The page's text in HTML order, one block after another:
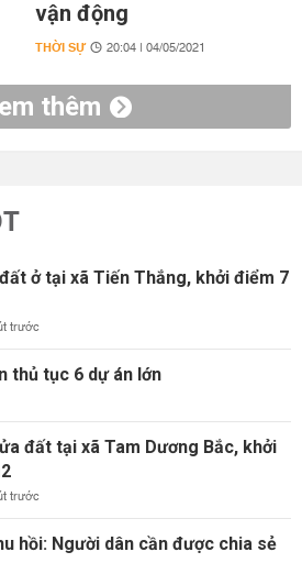
vận động
THỜI SỰ 20:04 | 04/05/2021
thêm
ở tại xã Tiến Thắng, khởi điểm 7
trước
thủ tục 6 dự án lớn
đất tại xã Tam Dương Bắc, khởi
trước
hồi: Người dân cần được chia sẻ